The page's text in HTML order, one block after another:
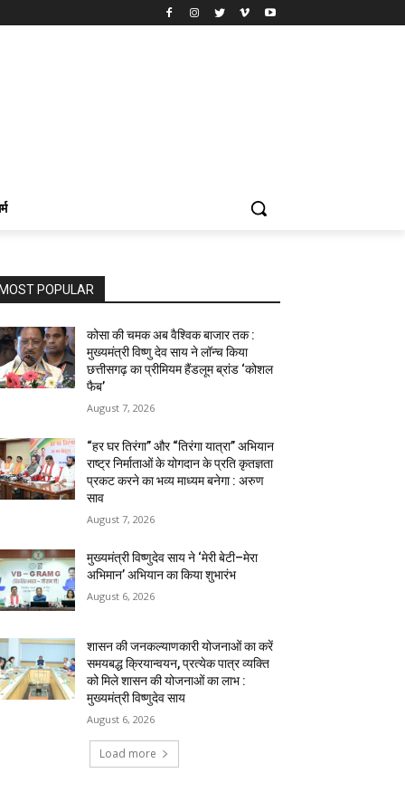
POPULAR
कोसा की चमक अब वैश्विक बाजार तक :
मुख्यमंत्री विष्णु देव साय ने लॉन्च किया
छत्तीसगढ़ का प्रीमियम हैंडलूम ब्रांड ‘कोशल
फैब’
August 7, 2026
“हर घर तिरंगा” और “तिरंगा यात्रा” अभियान
राष्ट्र निर्माताओं के योगदान के प्रति कृतज्ञता
प्रकट करने का भव्य माध्यम बनेगा : अरुण
साव
August 7, 2026
मुख्यमंत्री विष्णुदेव साय ने ‘मेरी बेटी–मेरा
अभिमान’ अभियान का किया शुभारंभ
August 6, 2026
शासन की जनकल्याणकारी योजनाओं का करें
समयबद्ध क्रियान्वयन, प्रत्येक पात्र व्यक्ति
को मिले शासन की योजनाओं का लाभ :
मुख्यमंत्री विष्णुदेव साय
August 6, 2026
Load more